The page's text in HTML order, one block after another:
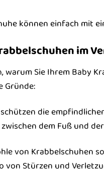
können einfach mit
im
warum Sie Ihrem Baby
Gründe:
die
dem Fuß und
von Krabbelschuhen
von Stürzen und